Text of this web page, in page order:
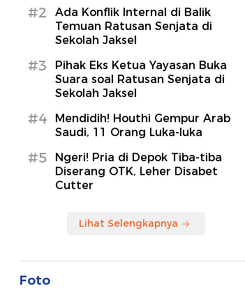
#2
Ada Konflik Internal di Balik
Temuan Ratusan Senjata di
Sekolah Jaksel
#3
Pihak Eks Ketua Yayasan Buka
Suara soal Ratusan Senjata di
Sekolah Jaksel
#4
Mendidih! Houthi Gempur Arab
Saudi, 11 Orang Luka-luka
#5
Ngeri! Pria di Depok Tiba-tiba
Diserang OTK, Leher Disabet
Cutter
Lihat Selengkapnya
Foto